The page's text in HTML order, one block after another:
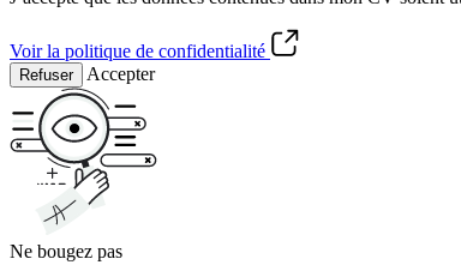
Voir la politique de confidentialité
Refuser Accepter
Ne bougez pas